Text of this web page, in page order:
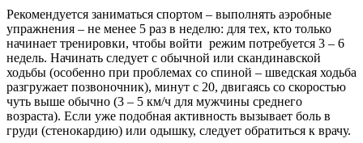
Рекомендуется заниматься спортом – выполнять аэробные
упражнения – не менее 5 раз в неделю: для тех, кто только
начинает тренировки, чтобы войти режим потребуется 3 – 6
недель. Начинать следует с обычной или скандинавской
ходьбы (особенно при проблемах со спиной – шведская ходьба
разгружает позвоночник), минут с 20, двигаясь со скоростью
чуть выше обычно (3 – 5 км/ч для мужчины среднего
возраста). Если уже подобная активность вызывает боль в
груди (стенокардию) или одышку, следует обратиться к врачу.